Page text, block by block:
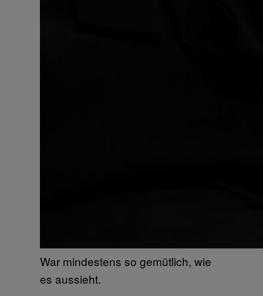
War mindestens so gemütlich, wie
es aussieht.